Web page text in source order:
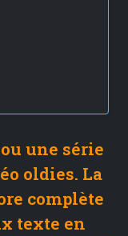
une série
oldies. La
complète
texte en